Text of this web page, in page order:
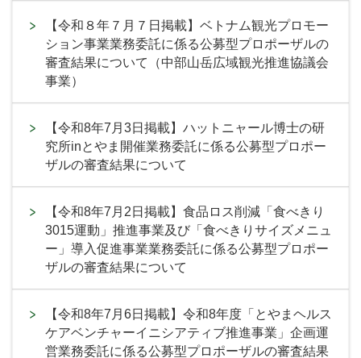
【令和８年７月７日掲載】ベトナム観光プロモー
ション事業業務委託に係る公募型プロポーザルの
審査結果について（中部山岳広域観光推進協議会
事業）
【令和8年7月3日掲載】ハットニャール博士の研
究所inとやま開催業務委託に係る公募型プロポー
ザルの審査結果について
【令和8年7月2日掲載】食品ロス削減「食べきり
3015運動」推進事業及び「食べきりサイズメニュ
ー」導入促進事業業務委託に係る公募型プロポー
ザルの審査結果について
【令和8年7月6日掲載】令和8年度「とやまヘルス
ケアベンチャーイニシアティブ推進事業」企画運
営業務委託に係る公募型プロポーザルの審査結果